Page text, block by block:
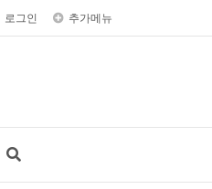
로그인 추가메뉴